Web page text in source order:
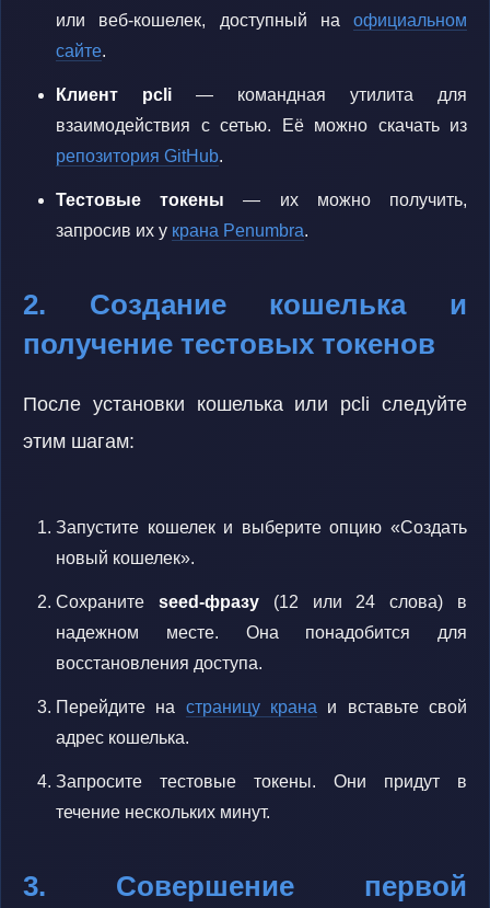
или веб-кошелек, доступный на официальном
сайте.
Клиент pcli — командная утилита для
взаимодействия с сетью. Её можно скачать из
репозитория GitHub.
Тестовые токены — их можно получить,
запросив их у крана Penumbra.
2. Создание кошелька и
получение тестовых токенов
После установки кошелька или pcli следуйте
этим шагам:
Запустите кошелек и выберите опцию «Создать
новый кошелек».
Сохраните seed-фразу(12 или 24 слова) в
надежном месте. Она понадобится для
восстановления доступа.
Перейдите на страницу крана и вставьте свой
адрес кошелька.
Запросите тестовые токены. Они придут в
течение нескольких минут.
3. Совершение первой